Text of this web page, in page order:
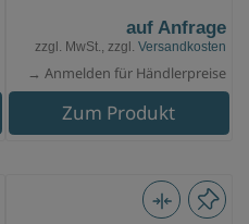
auf Anfrage
zzgl. MwSt., zzgl. Versandkosten
→ Anmelden für Händlerpreise
Zum Produkt